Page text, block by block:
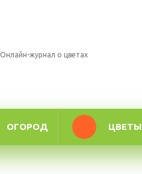
Онлайн-журнал о цветах
ОГОРОД ЦВЕТЫ